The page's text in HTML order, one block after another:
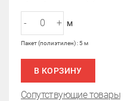
- + м
Пакет (полиэтилен) : 5 м
В КОРЗИНУ
Сопутствующие товары